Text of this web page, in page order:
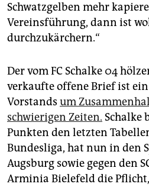
Schwatzgelben mehr
Vereinsführung, dann ist
durchzukärchern.“
Der vom FC Schalke 04
verkaufte offene Brief ist ein
Vorstands um
schwierigen Zeiten. Schalke
Punkten den letzten
Bundesliga, hat nun in den
Augsburg sowie gegen den
Arminia Bielefeld die